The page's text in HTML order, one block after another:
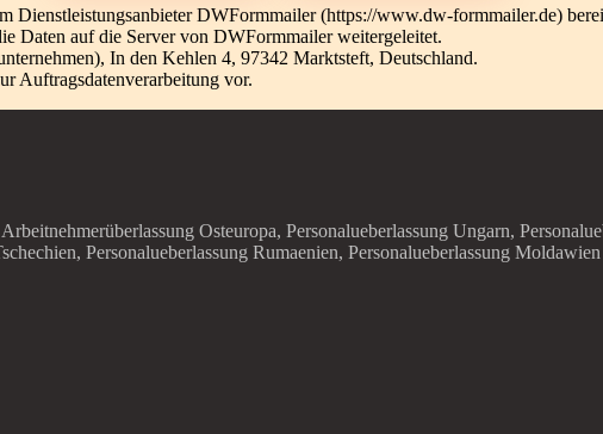
Dienstleistungsanbieter DWFormmailer (https://www.dw-formmailer.de)
Daten auf die Server von DWFormmailer weitergeleitet.
In den Kehlen 4, 97342 Marktsteft, Deutschland.
Auftragsdatenverarbeitung vor.
Osteuropa, Personalueberlassung Ungarn,
Personalueberlassung Rumaenien, Personalueberlassung